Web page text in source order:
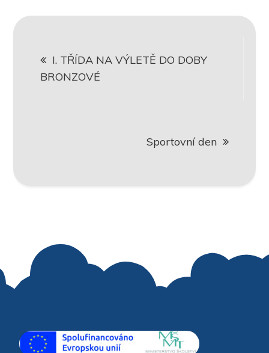
Navigace
proI. TŘÍDA NA VÝLETĚ DO DOBY
BRONZOVÉ
Sportovní den